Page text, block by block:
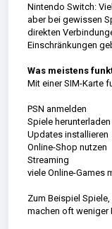
Nintendo Switch:
aber bei gewissen
direkten
Einschränkungen
Was meistens
Mit einer SIM-Karte
PSN anmelden
Spiele herunterladen
Updates installieren
Online-Shop nutzen
Streaming
viele Online-Games
Zum Beispiel
machen oft weniger